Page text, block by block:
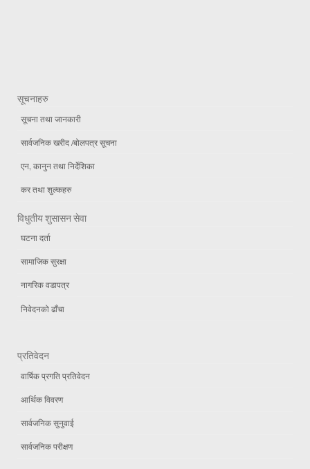
सूचनाहरु
सूचना तथा जानकारी
सार्वजनिक खरीद /बोलपत्र सूचना
एन, कानुन तथा निर्देशिका
कर तथा शुल्कहरु
विधुतीय शुसासन सेवा
घटना दर्ता
सामाजिक सुरक्षा
नागरिक वडापत्र
निवेदनको ढाँचा
प्रतिवेदन
वार्षिक प्रगति प्रतिवेदन
आर्थिक विवरण
सार्वजनिक सुनुवाई
सार्वजनिक परीक्षण